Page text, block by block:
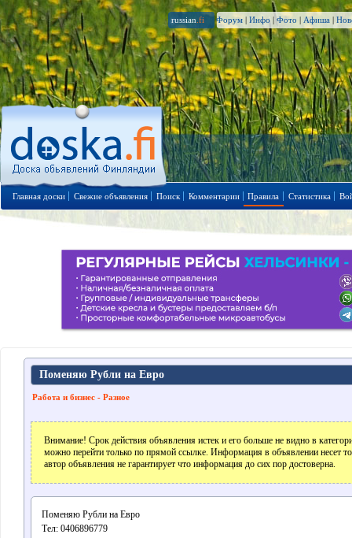
russian .fi Форум | Инфо | Фото | Афиша |
Главная доски Свежие объявления Поиск Комментарии Правила Статистика
Поменяю Рубли на Евро
Работа и бизнес - Разное
Внимание! Срок действия объявления истек и его больше не видно в
можно перейти только по прямой ссылке. Информация в объявлении несет
автор объявления не гарантирует что информация до сих пор достоверна.
Поменяю Рубли на Евро
Тел: 0406896779